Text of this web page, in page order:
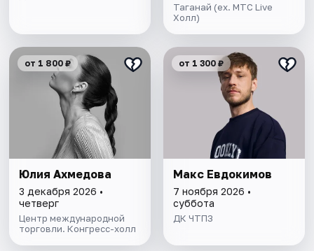
Таганай (ex. МТС Live
Холл)
от 1 800 ₽
Юлия Ахмедова
3 декабря 2026 •
четверг
Центр международной
торговли. Конгресс-холл
от 1 300 ₽
Макс Евдокимов
7 ноября 2026 •
суббота
ДК ЧТПЗ